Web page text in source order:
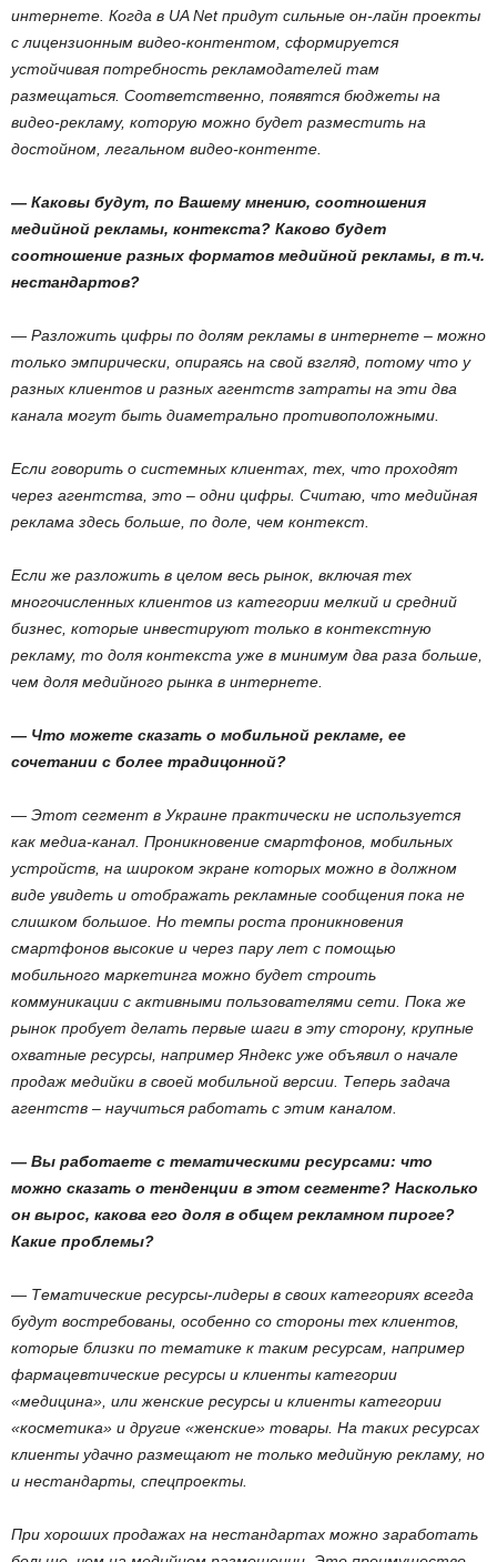
интернете. Когда в UA Net придут сильные он-лайн проекты
с лицензионным видео-контентом, сформируется
устойчивая потребность рекламодателей там
размещаться. Соответственно, появятся бюджеты на
видео-рекламу, которую можно будет разместить на
достойном, легальном видео-контенте.
— Каковы будут, по Вашему мнению, соотношения
медийной рекламы, контекста? Каково будет
соотношение разных форматов медийной рекламы, в т.ч.
нестандартов?
— Разложить цифры по долям рекламы в интернете – можно
только эмпирически, опираясь на свой взгляд, потому что у
разных клиентов и разных агентств затраты на эти два
канала могут быть диаметрально противоположными.
Если говорить о системных клиентах, тех, что проходят
через агентства, это – одни цифры. Считаю, что медийная
реклама здесь больше, по доле, чем контекст.
Если же разложить в целом весь рынок, включая тех
многочисленных клиентов из категории мелкий и средний
бизнес, которые инвестируют только в контекстную
рекламу, то доля контекста уже в минимум два раза больше,
чем доля медийного рынка в интернете.
— Что можете сказать о мобильной рекламе, ее
сочетании с более традицонной?
— Этот сегмент в Украине практически не используется
как медиа-канал. Проникновение смартфонов, мобильных
устройств, на широком экране которых можно в должном
виде увидеть и отображать рекламные сообщения пока не
слишком большое. Но темпы роста проникновения
смартфонов высокие и через пару лет с помощью
мобильного маркетинга можно будет строить
коммуникации с активными пользователями сети. Пока же
рынок пробует делать первые шаги в эту сторону, крупные
охватные ресурсы, например Яндекс уже объявил о начале
продаж медийки в своей мобильной версии. Теперь задача
агентств – научиться работать с этим каналом.
— Вы работаете с тематическими ресурсами: что
можно сказать о тенденции в этом сегменте? Насколько
он вырос, какова его доля в общем рекламном пироге?
Какие проблемы?
— Тематические ресурсы-лидеры в своих категориях всегда
будут востребованы, особенно со стороны тех клиентов,
которые близки по тематике к таким ресурсам, например
фармацевтические ресурсы и клиенты категории
«медицина», или женские ресурсы и клиенты категории
«косметика» и другие «женские» товары. На таких ресурсах
клиенты удачно размещают не только медийную рекламу, но
и нестандарты, спецпроекты.
При хороших продажах на нестандартах можно заработать